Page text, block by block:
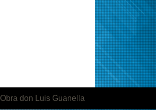
Obra don Luis Guanella